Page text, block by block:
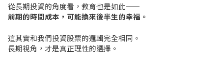
從長期投資的角度看，教育也是如此——
前期的時間成本，可能換來後半生的幸福。
這其實和我們投資股票的邏輯完全相同。
長期視角，才是真正理性的選擇。